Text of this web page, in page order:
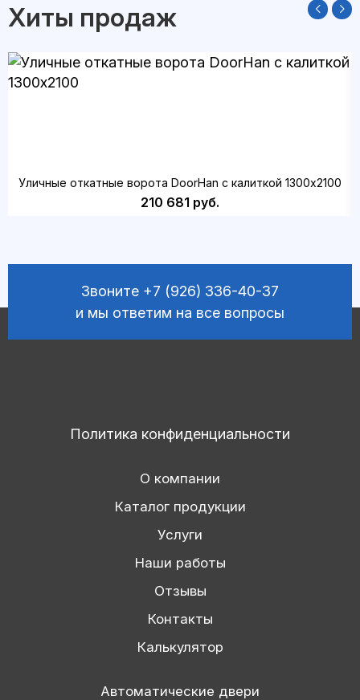
Хиты продаж
Уличные откатные ворота DoorHan с калиткой 1300х2100
210 681 руб.
Звоните +7 (926) 336-40-37
и мы ответим на все вопросы
Политика конфиденциальности
О компании
Каталог продукции
Услуги
Наши работы
Отзывы
Контакты
Калькулятор
Автоматические двери